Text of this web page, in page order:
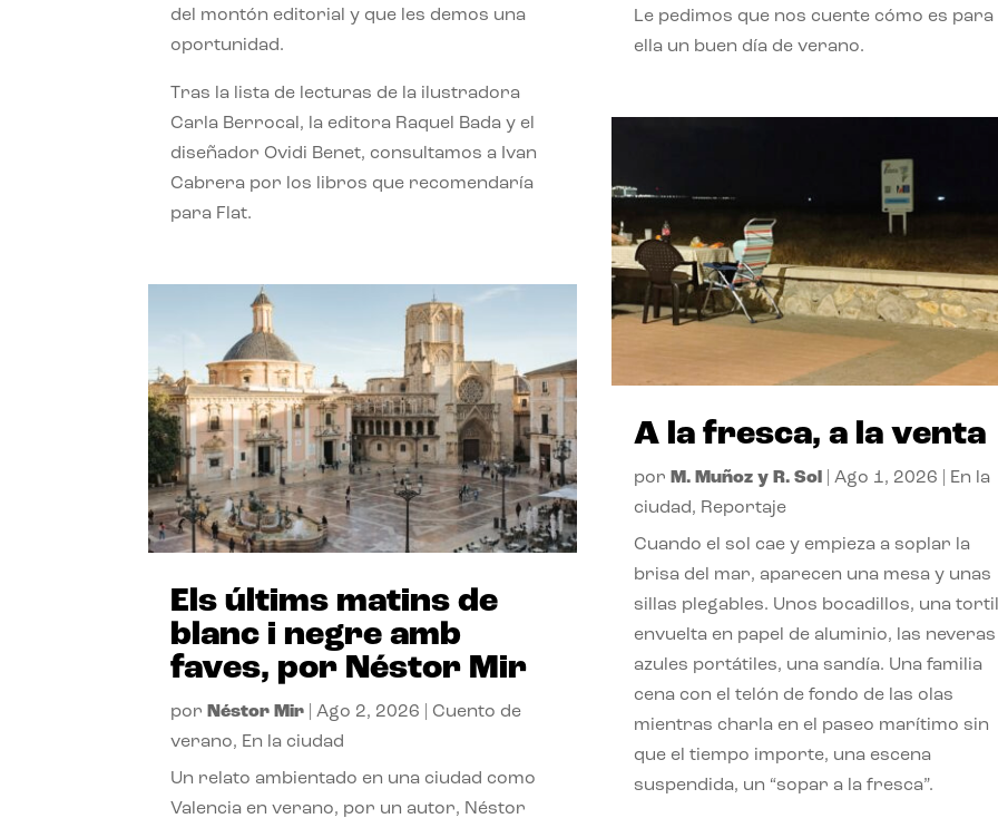
del montón editorial y que les demos una
oportunidad.
Tras la lista de lecturas de la ilustradora
Carla Berrocal, la editora Raquel Bada y el
diseñador Ovidi Benet, consultamos a Ivan
Cabrera por los libros que recomendaría
para Flat.
Els últims matins de
blanc i negre amb
faves, por Néstor Mir
por Néstor Mir |Ago 2, 2026 |Cuento de
verano, En la ciudad
Un relato ambientado en una ciudad como
Valencia en verano, por un autor, Néstor
Le pedimos que nos cuente cómo es para
ella un buen día de verano.
A la fresca, a la venta
por M. Muñoz y R. Sol Ago 1, 2026
En la
ciudad, Reportaje
Cuando el sol cae y empieza a soplar la
brisa del mar, aparecen una mesa y unas
sillas plegables. Unos bocadillos, una
envuelta en papel de aluminio, las neveras
azules portátiles, una sandía. Una familia
cena con el telón de fondo de las olas
mientras charla en el paseo marítimo sin
que el tiempo importe, una escena
suspendida, un “sopar a la fresca”.